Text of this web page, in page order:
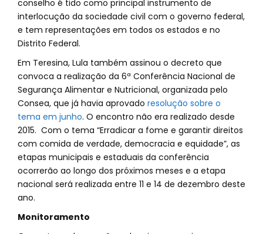
conselho é tido como principal instrumento de
interlocução da sociedade civil com o governo federal,
e tem representações em todos os estados e no
Distrito Federal.
Em Teresina, Lula também assinou o decreto que
convoca a realização da 6ª Conferência Nacional de
Segurança Alimentar e Nutricional, organizada pelo
Consea, que já havia aprovado resolução sobre o
tema em junho. O encontro não era realizado desde
2015. Com o tema “Erradicar a fome e garantir direitos
com comida de verdade, democracia e equidade”, as
etapas municipais e estaduais da conferência
ocorrerão ao longo dos próximos meses e a etapa
nacional será realizada entre 11 e 14 de dezembro deste
ano.
Monitoramento